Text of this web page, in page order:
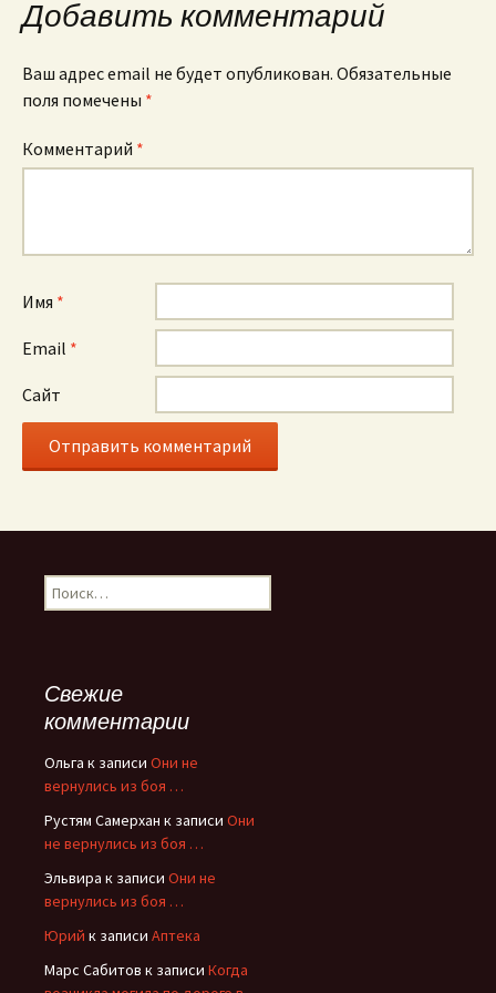
sn
iki
и
ть
Добавить комментарий
Ваш адрес email не будет опубликован. Обязательные
поля помечены *
Комментарий *
Имя *
Email *
Сайт
Найти:
Свежие
комментарии
Ольга к записи Они не
вернулись из боя …
Рустям Самерхан к записи Они
не вернулись из боя …
Эльвира к записи Они не
вернулись из боя …
Юрий к записи Аптека
Марс Сабитов к записи Когда